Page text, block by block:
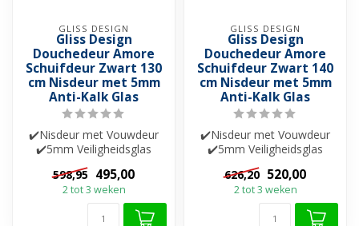
GLISS DESIGN
Gliss Design
Douchedeur Amore
Schuifdeur Zwart 130
cm Nisdeur met 5mm
Anti-Kalk Glas
✔️Nisdeur met Vouwdeur
✔️5mm Veiligheidsglas
✔️Helderglas ✔️Nano-
coating ✔️Besch...
598,95 495,00
2 tot 3 weken
GLISS DESIGN
Gliss Design
Douchedeur Amore
Schuifdeur Zwart 140
cm Nisdeur met 5mm
Anti-Kalk Glas
✔️Nisdeur met Vouwdeur
✔️5mm Veiligheidsglas
✔️Helderglas ✔️Nano-
coating ✔️Besch...
626,20 520,00
2 tot 3 weken